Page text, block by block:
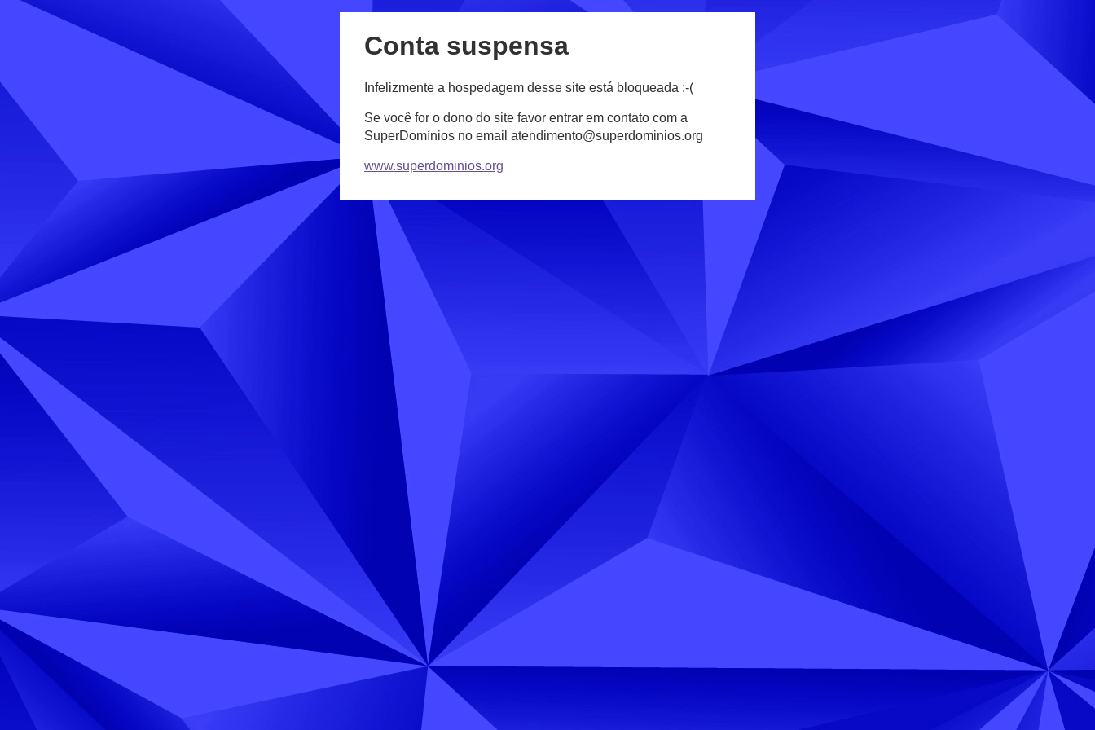
Conta suspensa
Infelizmente a hospedagem desse site está bloqueada :-(
Se você for o dono do site favor entrar em contato com a
SuperDomínios no email atendimento@superdominios.org
www.superdominios.org